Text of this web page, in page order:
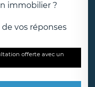
immobilier ?
vos réponses
offerte avec un